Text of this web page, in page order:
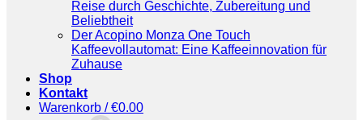
Reise durch Geschichte, Zubereitung und
Beliebtheit
Der Acopino Monza One Touch
Kaffeevollautomat: Eine Kaffeeinnovation für
Zuhause
Shop
Kontakt
Warenkorb /€0.00